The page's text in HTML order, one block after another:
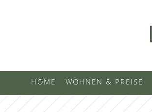
HOME WOHNEN & PREISE